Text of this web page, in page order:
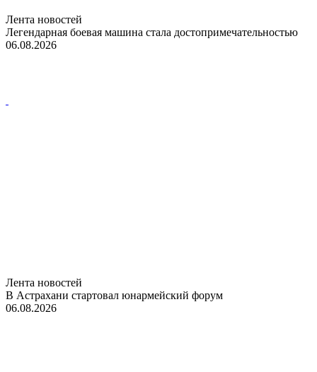
Лента новостей
Легендарная боевая машина стала достопримечательностью
06.08.2026
Лента новостей
В Астрахани стартовал юнармейский форум
06.08.2026